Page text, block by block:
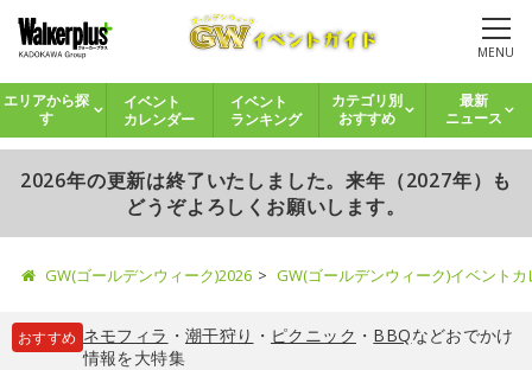
MENU
エリアから探
す
イベント
カレンダー
イベント
ランキング
カテゴリ別
おすすめ
最新
ニュース
2026年の更新は終了いたしました。来年（2027年）も
どうぞよろしくお願いします。
GW(ゴールデンウィーク)2026 GW(ゴールデンウィーク)イベント
おすすめ ネモフィラ ・ 潮干狩り ・ ピクニック ・ BBQなどおでかけ
情報を大特集